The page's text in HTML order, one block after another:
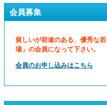
会員募集
貧しいが前途のある、優秀な
場」の会員になって下さい。
会員のお申し込みはこちら